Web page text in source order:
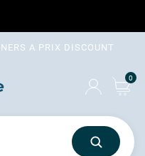
A PRIX DISCOUNT
0